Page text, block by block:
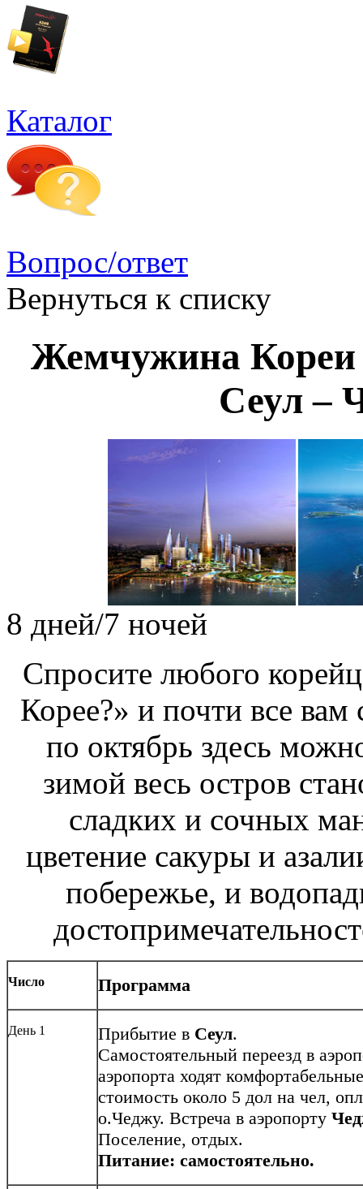
Каталог
Вопрос/ответ
Вернуться к списку
Жемчужина Кореи
Сеул –
8 дней/7 ночей
Спросите любого
Корее?» и почти все
по октябрь здесь
зимой весь остров
сладких и сочных
цветение сакуры и
побережье, и
Число Программа
День 1 Прибытие в Сеул.
Самостоятельный переезд в
аэропорта ходят
стоимость около 5 дол на чел,
о.Чеджу. Встреча в аэропорту
Поселение, отдых.
Питание: самостоятельно.